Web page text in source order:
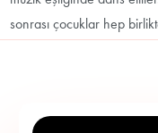
sonrası çocuklar hep